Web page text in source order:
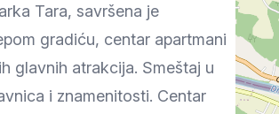
Tara, savršena je
gradiću, centar apartmani
glavnih atrakcija. Smeštaj u
i znamenitosti. Centar